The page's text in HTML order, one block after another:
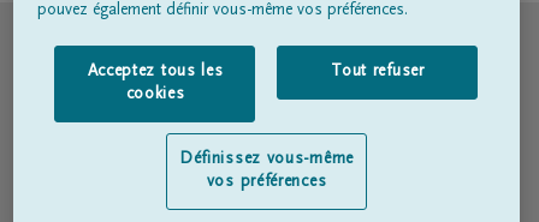
Conditions d'utilisation
Déclaration relative à la vie privée
Déclaration d’accessibilité
pouvez également définir vous-même vos préférences.
Acceptez tous les
cookies
Tout refuser
Définissez vous-même
vos préférences